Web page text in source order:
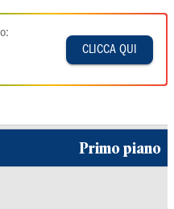
CLICCA QUI
Primo piano